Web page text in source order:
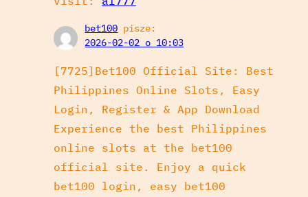
bet100 pisze:
2026-02-02 o 10:03
[7725]Bet100 Official Site: Best
Philippines Online Slots, Easy
Login, Register & App Download
Experience the best Philippines
online slots at the bet100
official site. Enjoy a quick
bet100 login, easy bet100